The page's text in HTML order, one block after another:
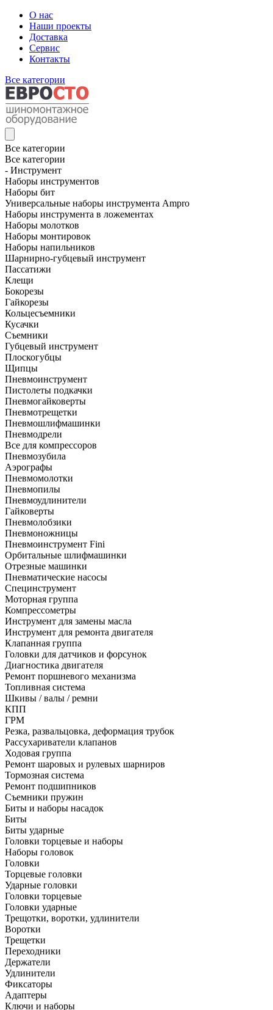
О нас
Наши проекты
Доставка
Сервис
Контакты
Все категории
Все категории
Все категории
- Инструмент
Наборы инструментов
Наборы бит
Универсальные наборы инструмента Ampro
Наборы инструмента в ложементах
Наборы молотков
Наборы монтировок
Наборы напильников
Шарнирно-губцевый инструмент
Пассатижи
Клещи
Бокорезы
Гайкорезы
Кольцесъемники
Кусачки
Съемники
Губцевый инструмент
Плоскогубцы
Щипцы
Пневмоинструмент
Пистолеты подкачки
Пневмогайковерты
Пневмотрещетки
Пневмошлифмашинки
Пневмодрели
Все для компрессоров
Пневмозубила
Аэрографы
Пневмомолотки
Пневмопилы
Пневмоудлинители
Гайковерты
Пневмолобзики
Пневмоножницы
Пневмоинструмент Fini
Орбитальные шлифмашинки
Отрезные машинки
Пневматические насосы
Специнструмент
Моторная группа
Компрессометры
Инструмент для замены масла
Инструмент для ремонта двигателя
Клапанная группа
Головки для датчиков и форсунок
Диагностика двигателя
Ремонт поршневого механизма
Топливная система
Шкивы / валы / ремни
КПП
ГРМ
Резка, развальцовка, деформация трубок
Рассухариватели клапанов
Ходовая группа
Ремонт шаровых и рулевых шарниров
Тормозная система
Ремонт подшипников
Съемники пружин
Биты и наборы насадок
Биты
Биты ударные
Головки торцевые и наборы
Наборы головок
Головки
Торцевые головки
Ударные головки
Головки торцевые
Головки ударные
Трещотки, воротки, удлинители
Воротки
Трещетки
Переходники
Держатели
Удлинители
Фиксаторы
Адаптеры
Ключи и наборы